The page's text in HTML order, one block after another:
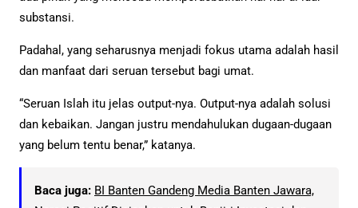
substansi.
Padahal, yang seharusnya menjadi fokus utama adalah hasil
dan manfaat dari seruan tersebut bagi umat.
“Seruan Islah itu jelas output-nya. Output-nya adalah solusi
dan kebaikan. Jangan justru mendahulukan dugaan-dugaan
yang belum tentu benar,” katanya.
Baca juga: BI Banten Gandeng Media Banten Jawara,